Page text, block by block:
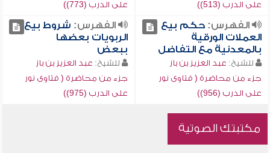
على الدرب (513))
على الدرب (773))
الفهرس:حكم بيع
العملات الورقية
بالمعدنية مع التفاضل
للشيخ: عبد العزيز بن باز
جزء من محاضرة ( فتاوى نور
على الدرب (956))
الفهرس: شروط بيع
الربويات بعضها
ببعض
للشيخ: عبد العزيز بن باز
جزء من محاضرة ( فتاوى نور
على الدرب (975))
مكتبتك الصوتية